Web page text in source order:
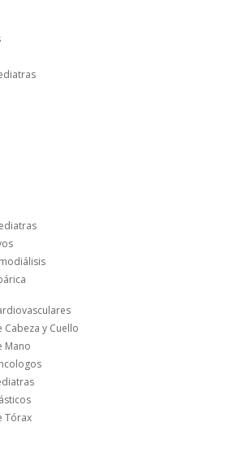
Cabeza y Cuello
Mano
Tórax